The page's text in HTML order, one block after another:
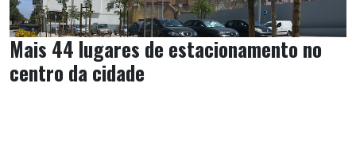
Mais 44 lugares de estacionamento no
centro da cidade